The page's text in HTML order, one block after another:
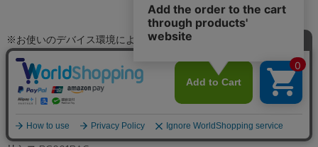
※お使いのデバイス環境により画像の色が実物と異なって見える場
合があります。ご了承ください。
商品カテゴリ：レッスンバッグ ダンスバッグ 2WAYバッグ ショルダ
ーバッグ お稽古 習い事 バレエ 収納バッグ リハーサル コンクール
台衣装 バレエ用品 バレエレッスン バレエシューズ トウシューズ グ